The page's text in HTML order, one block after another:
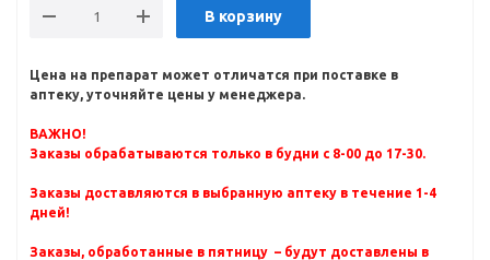
В корзину
Цена на препарат может отличатся при поставке в
аптеку, уточняйте цены у менеджера.
ВАЖНО!
Заказы обрабатываются только в будни с 8-00 до 17-30.
Заказы доставляются в выбранную аптеку в течение 1-4
дней!
Заказы, обработанные в пятницу – будут доставлены в